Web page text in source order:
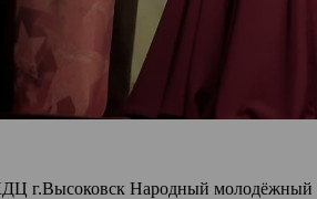
г.Высоковск Народный